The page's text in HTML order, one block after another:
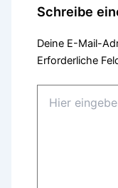
Schreibe
Deine E-Mail-
Erforderliche
eingeben…